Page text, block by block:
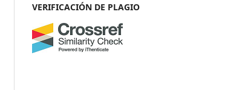
VERIFICACIÓN DE PLAGIO